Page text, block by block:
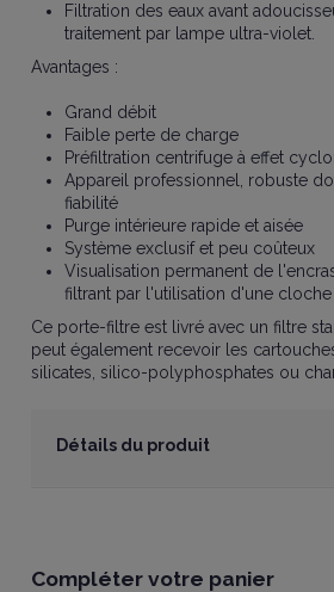
Filtration des eaux avant
traitement par lampe ultra-violet.
Avantages :
Grand débit
Faible perte de charge
Préfiltration centrifuge à effet
Appareil professionnel, robuste
fiabilité
Purge intérieure rapide et aisée
Système exclusif et peu coûteux
Visualisation permanent de
filtrant par l'utilisation d'une cloche
Ce porte-filtre est livré avec un filtre
peut également recevoir les
silicates, silico-polyphosphates ou
Détails du produit
Compléter votre panier